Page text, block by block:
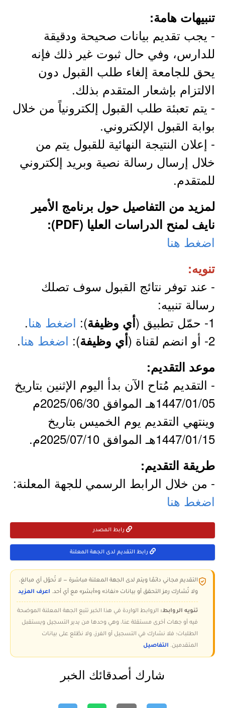
تنبيهات هامة:
- يجب تقديم بيانات صحيحة ودقيقة
للدارس، وفي حال ثبوت غير ذلك فإنه
يحق للجامعة إلغاء طلب القبول دون
الالتزام بإشعار المتقدم بذلك.
- يتم تعبئة طلب القبول إلكترونياً من خلال
بوابة القبول الإلكتروني.
- إعلان النتيجة النهائية للقبول يتم من
خلال إرسال رسالة نصية وبريد إلكتروني
للمتقدم.
لمزيد من التفاصيل حول برنامج الأمير
نايف لمنح الدراسات العليا (PDF):
اضغط هنا
تنويه:
- عند توفر نتائج القبول سوف تصلك
رسالة تنبيه:
1- حمّل تطبيق (
أي وظيفة): اضغط هنا.
2- أو انضم لقناة (
أي وظيفة): اضغط هنا.
موعد التقديم:
- التقديم مُتاح الآن بدأ اليوم الإثنين بتاريخ
1447/01/05هـ الموافق 2025/06/30م
وينتهي التقديم يوم الخميس بتاريخ
1447/01/15هـ الموافق 2025/07/10م.
طريقة التقديم:
- من خلال الرابط الرسمي للجهة المعلنة:
اضغط هنا
رابط المصدر
رابط التقديم لدى الجهة المعلنة
التقديم مجاني دائمًا ويتم لدى الجهة المعلنة مباشرة — لا تُحوّل أي مبالغ،
ولا تُشارك رمز التحقق أو بيانات «نفاذ» و«أبشر» مع أي أحد. اعرف المزيد
تنويه الروابط: الروابط الواردة في هذا الخبر تتبع الجهة المعلنة الموضحة
فيه أو جهات أخرى مستقلة عنا، وهي وحدها من يدير التسجيل ويستقبل
الطلبات؛ فلا نشارك في التسجيل أو الفرز، ولا نطّلع على بيانات
المتقدمين. التفاصيل
شارك أصدقائك الخبر